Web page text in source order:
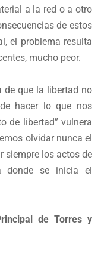
a la red o a otro
de estos
el problema resulta
mucho peor.
de que la libertad no
hacer lo que nos
de libertad” vulnera
olvidar nunca el
siempre los actos de
donde se inicia el
de Torres y